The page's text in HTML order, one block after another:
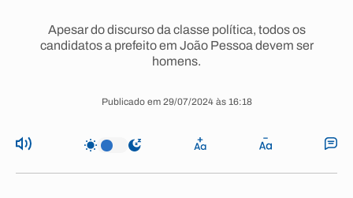
Apesar do discurso da classe política, todos os
candidatos a prefeito em João Pessoa devem ser
homens.
Publicado em 29/07/2024 às 16:18